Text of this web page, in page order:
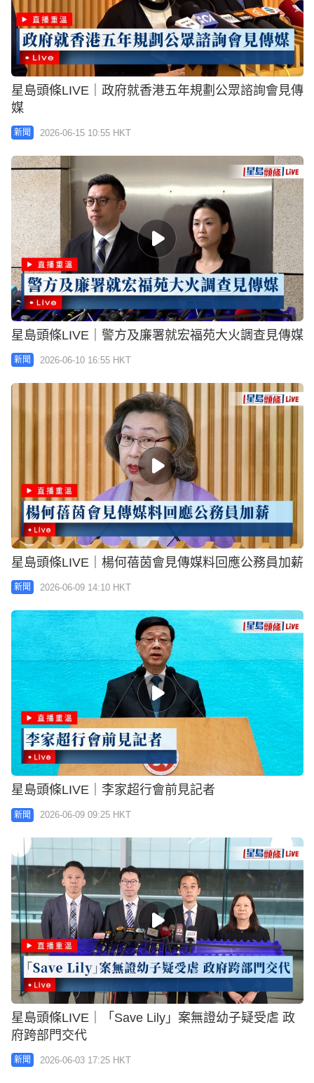
星島頭條LIVE｜政府就香港五年規劃公眾諮詢會見傳
媒
新聞 2026-06-15 10:55 HKT
星島頭條LIVE｜警方及廉署就宏福苑大火調查見傳媒
新聞 2026-06-10 16:55 HKT
星島頭條LIVE｜楊何蓓茵會見傳媒料回應公務員加薪
新聞 2026-06-09 14:10 HKT
星島頭條LIVE｜李家超行會前見記者
新聞 2026-06-09 09:25 HKT
星島頭條LIVE｜「Save Lily」案無證幼子疑受虐 政
府跨部門交代
新聞 2026-06-03 17:25 HKT